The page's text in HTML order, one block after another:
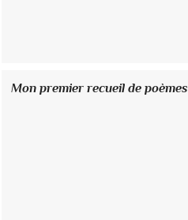
Mon premier recueil de poèmes